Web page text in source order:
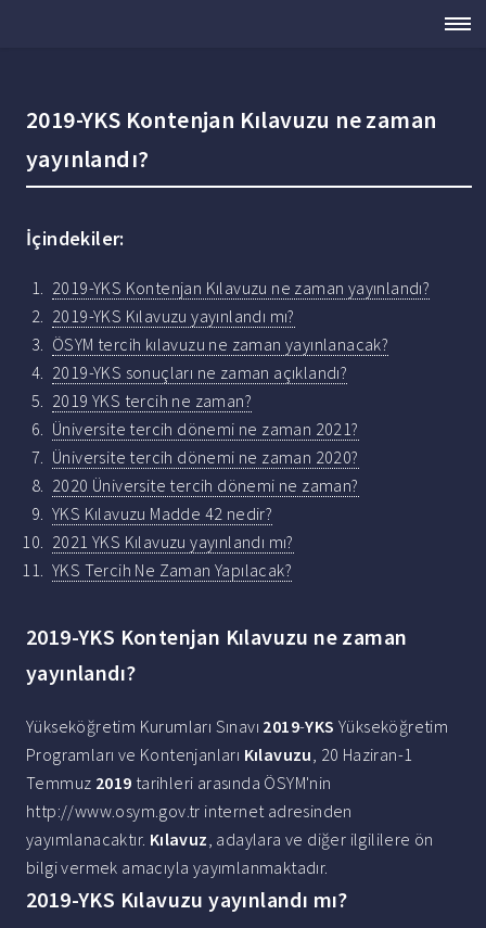
2019-YKS Kontenjan Kılavuzu ne zaman
yayınlandı?
İçindekiler:
2019-YKS Kontenjan Kılavuzu ne zaman yayınlandı?
2019-YKS Kılavuzu yayınlandı mı?
ÖSYM tercih kılavuzu ne zaman yayınlanacak?
2019-YKS sonuçları ne zaman açıklandı?
2019 YKS tercih ne zaman?
Üniversite tercih dönemi ne zaman 2021?
Üniversite tercih dönemi ne zaman 2020?
2020 Üniversite tercih dönemi ne zaman?
YKS Kılavuzu Madde 42 nedir?
2021 YKS Kılavuzu yayınlandı mı?
YKS Tercih Ne Zaman Yapılacak?
2019-YKS Kontenjan Kılavuzu ne zaman
yayınlandı?
Yükseköğretim Kurumları Sınavı 2019-YKS Yükseköğretim
Programları ve Kontenjanları Kılavuzu, 20 Haziran-1
Temmuz 2019 tarihleri arasında ÖSYM'nin
http://www.osym.gov.tr internet adresinden
yayımlanacaktır. Kılavuz, adaylara ve diğer ilgililere ön
bilgi vermek amacıyla yayımlanmaktadır.
2019-YKS Kılavuzu yayınlandı mı?